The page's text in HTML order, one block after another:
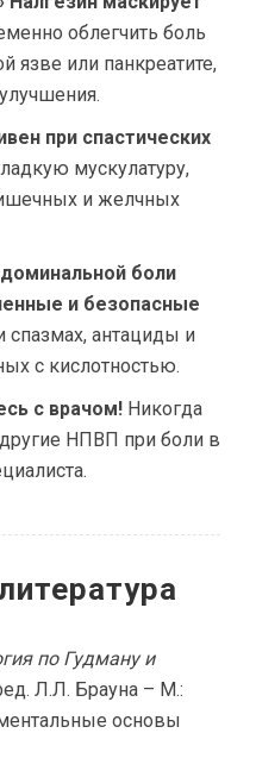
облегчить боль
язве или панкреатите,
при спастических
мускулатуру,
и желчных
боли
и безопасные
спазмах, антациды и
с кислотностью.
с врачом! Никогда
НПВП при боли в
по Гудману и
Л.Л. Брауна – М.:
основы